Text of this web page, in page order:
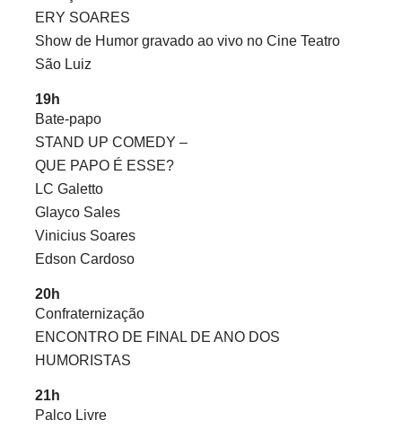
ERY SOARES
Show de Humor gravado ao vivo no Cine Teatro
São Luiz
19h
Bate-papo
STAND UP COMEDY –
QUE PAPO É ESSE?
LC Galetto
Glayco Sales
Vinicius Soares
Edson Cardoso
20h
Confraternização
ENCONTRO DE FINAL DE ANO DOS
HUMORISTAS
21h
Palco Livre